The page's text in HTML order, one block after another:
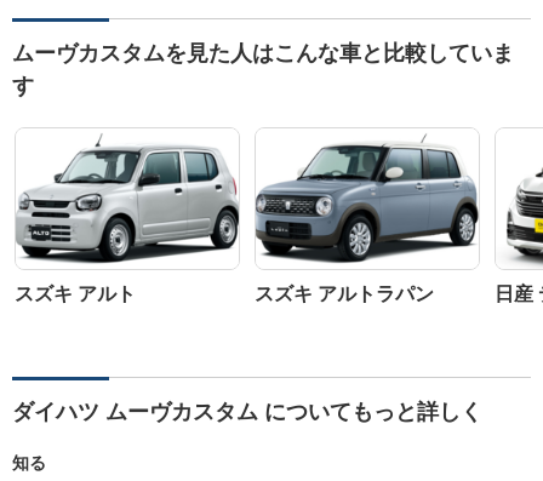
ムーヴカスタムを見た人はこんな車と比較していま
す
スズキ アルト スズキ アルトラパン 日産
ダイハツ ムーヴカスタム についてもっと詳しく
知る